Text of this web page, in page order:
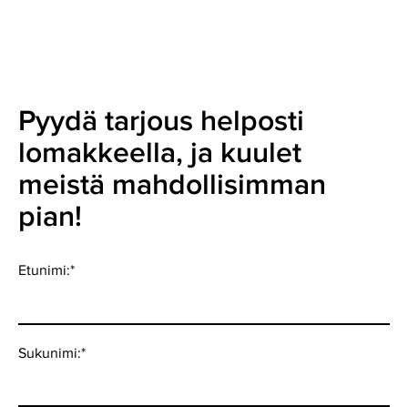
Pyydä tarjous helposti
lomakkeella, ja kuulet
meistä mahdollisimman
pian!
Etunimi:*
Sukunimi:*